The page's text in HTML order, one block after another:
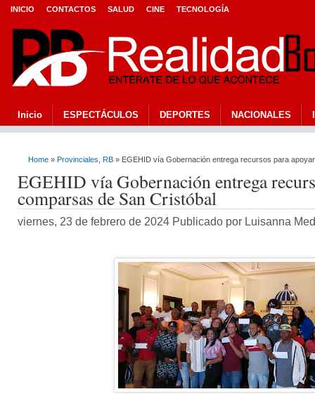
INICIO CONTACTOS SALUD CINE TECNOLOGÍA
Inicio ESPECTÁCULOS DEPORTES NACIONALES
Home » Provinciales RB » EGEHID vía Gobernación entrega recursos para
EGEHID vía Gobernación entrega
comparsas de San Cristóbal
viernes, 23 de febrero de 2024 Publicado por Luisanna